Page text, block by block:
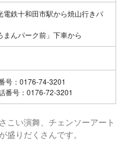
電鉄十和田市駅から焼山行きバ
まんパーク前」下車から
号：0176-74-3201
番号：0176-72-3201
こい演舞、チェンソーアート
盛りだくさんです。